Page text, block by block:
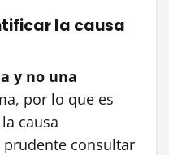
la causa
y no una
por lo que es
causa
prudente consultar